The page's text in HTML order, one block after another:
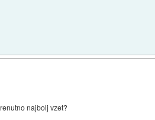
najbolj vzet?